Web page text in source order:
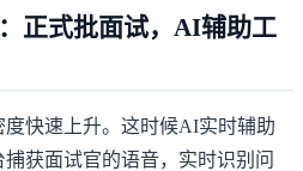
正式批面试，AI辅助工
快速上升。这时候AI实时辅助
获面试官的语音，实时识别问